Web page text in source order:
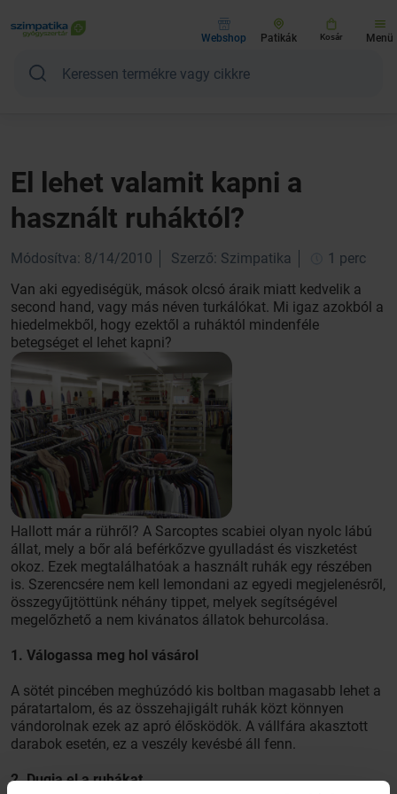
Webshop Patikák Kosár Menü
El lehet valamit kapni a
használt ruháktól?
Módosítva: 8/14/2010 Szerző: Szimpatika
1 perc
Van aki egyediségük, mások olcsó áraik miatt kedvelik a
second hand, vagy más néven turkálókat. Mi igaz azokból a
hiedelmekből, hogy ezektől a ruháktól mindenféle
betegséget el lehet kapni?
Hallott már a rühről? A Sarcoptes scabiei olyan nyolc lábú
állat, mely a bőr alá beférkőzve gyulladást és viszketést
okoz. Ezek megtalálhatóak a használt ruhák egy részében
is. Szerencsére nem kell lemondani az egyedi megjelenésről,
összegyűjtöttünk néhány tippet, melyek segítségével
megelőzhető a nem kivánatos állatok behurcolása.
1. Válogassa meg hol vásárol
A sötét pincében meghúzódó kis boltban magasabb lehet a
páratartalom, és az összehajigált ruhák közt könnyen
vándorolnak ezek az apró élősködök. A vállfára akasztott
darabok esetén, ez a veszély kevésbé áll fenn.
2. Dugja el a ruhákat